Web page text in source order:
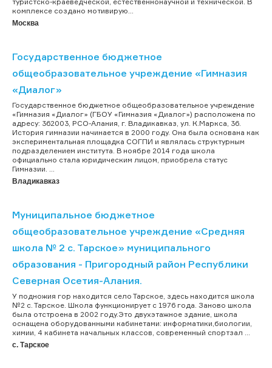
комплексе создано мотивирую...
Москва
Государственное бюджетное
общеобразовательное учреждение «Гимназия
«Диалог»
Государственное бюджетное общеобразовательное учреждение
«Гимназия «Диалог» (ГБОУ «Гимназия «Диалог») расположена по
адресу: 362003, РСО-Алания, г. Владикавказ, ул. К.Маркса, 36.
История гимназии начинается в 2000 году. Она была основана как
экспериментальная площадка СОГПИ и являлась структурным
подразделением института. В ноябре 2014 года школа
официально стала юридическим лицом, приобрела статус
Гимназии. ...
Владикавказ
Муниципальное бюджетное
общеобразовательное учреждение «Средняя
школа № 2 с. Тарское» муниципального
образования - Пригородный район Республики
Северная Осетия-Алания.
У подножия гор находится село Тарское, здесь находится школа
№2 с. Тарское. Школа функционирует с 1976 года. Заново школа
была отстроена в 2002 году.Это двухэтажное здание, школа
оснащена оборудованными кабинетами: информатики,биологии,
химии, 4 кабинета начальных классов, современный спортзал ...
c. Тарское